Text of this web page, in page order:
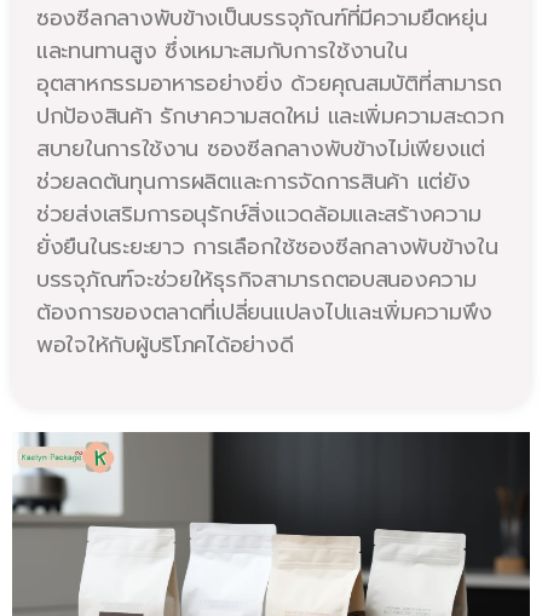
ซองซีลกลางพับข้างเป็นบรรจุภัณฑ์ที่มีความยืดหยุ่น
และทนทานสูง ซึ่งเหมาะสมกับการใช้งานใน
อุตสาหกรรมอาหารอย่างยิ่ง ด้วยคุณสมบัติที่สามารถ
ปกป้องสินค้า รักษาความสดใหม่ และเพิ่มความสะดวก
สบายในการใช้งาน ซองซีลกลางพับข้างไม่เพียงแต่
ช่วยลดต้นทุนการผลิตและการจัดการสินค้า แต่ยัง
ช่วยส่งเสริมการอนุรักษ์สิ่งแวดล้อมและสร้างความ
ยั่งยืนในระยะยาว การเลือกใช้ซองซีลกลางพับข้างใน
บรรจุภัณฑ์จะช่วยให้ธุรกิจสามารถตอบสนองความ
ต้องการของตลาดที่เปลี่ยนแปลงไปและเพิ่มความพึง
พอใจให้กับผู้บริโภคได้อย่างดี